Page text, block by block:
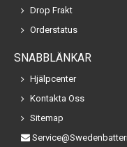
Drop Frakt
Orderstatus
SNABBLÄNKAR
Hjälpcenter
Kontakta Oss
Sitemap